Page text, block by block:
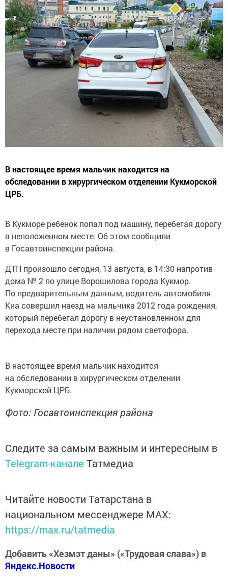
В настоящее время мальчик находится на
обследовании в хирургическом отделении Кукморской
ЦРБ.
В Кукморе ребенок попал под машину, перебегая дорогу
в неположенном месте. Об этом сообщили
в Госавтоинспекции района.
ДТП произошло сегодня, 13 августа, в 14:30 напротив
дома № 2 по улице Ворошилова города Кукмор.
По предварительным данным, водитель автомобиля
Киа совершил наезд на мальчика 2012 года рождения,
который перебегал дорогу в неустановленном для
перехода месте при наличии рядом светофора.
В настоящее время мальчик находится
на обследовании в хирургическом отделении
Кукморской ЦРБ.
Фото: Госавтоинспекция района
Следите за самым важным и интересным в
Telegram-канале Татмедиа
Читайте новости Татарстана в
национальном мессенджере MАХ:
https://max.ru/tatmedia
Добавить «Хезмэт даны» («Трудовая слава») в
Яндекс.Новости